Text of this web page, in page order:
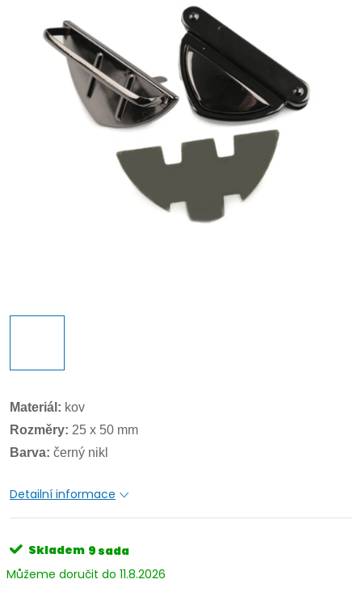
Materiál: kov
Rozměry: 25 x 50 mm
Barva: černý nikl
Detailní informace
Skladem 9 sada
11.8.2026